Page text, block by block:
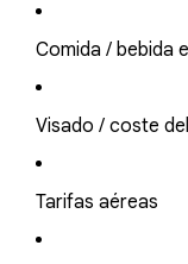
Comida / bebida
Visado / coste
Tarifas aéreas